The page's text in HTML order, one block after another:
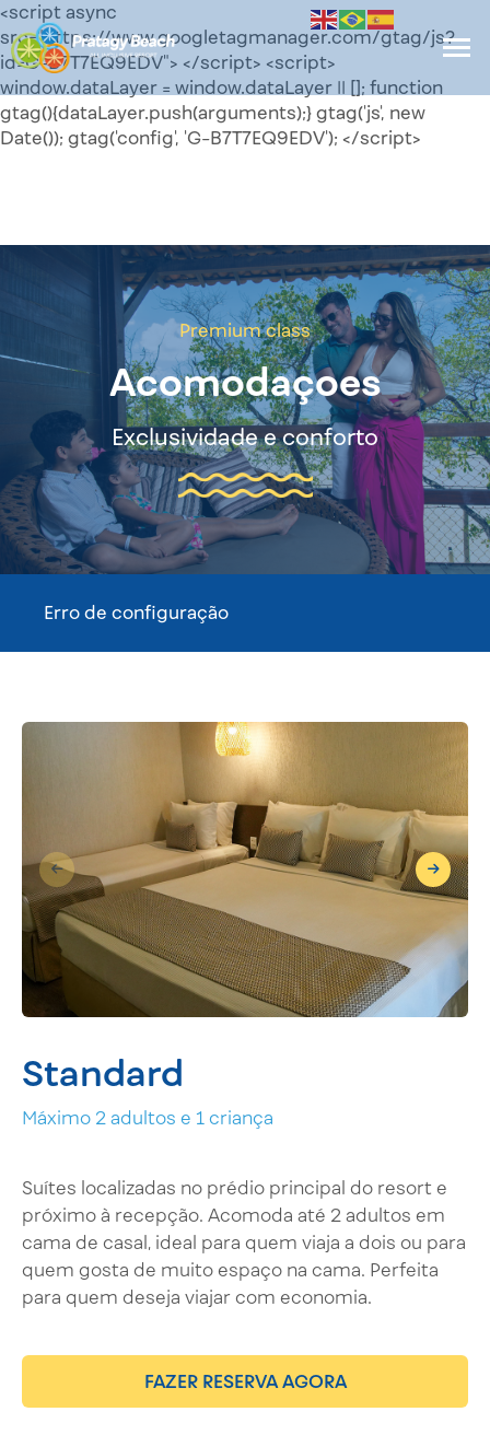
<script async
src="https://www.googletagmanager.com/gtag/js?
id=G-B7T7EQ9EDV"> </script> <script>
window.dataLayer = window.dataLayer || []; function
gtag(){dataLayer.push(arguments);} gtag('js', new
Date()); gtag('config', 'G-B7T7EQ9EDV'); </script>
Premium class
Acomodaçoes
Exclusividade e conforto
Erro de configuração
Standard
Máximo 2 adultos e 1 criança
Suítes localizadas no prédio principal do resort e
próximo à recepção. Acomoda até 2 adultos em
cama de casal, ideal para quem viaja a dois ou para
quem gosta de muito espaço na cama. Perfeita
para quem deseja viajar com economia.
FAZER RESERVA AGORA